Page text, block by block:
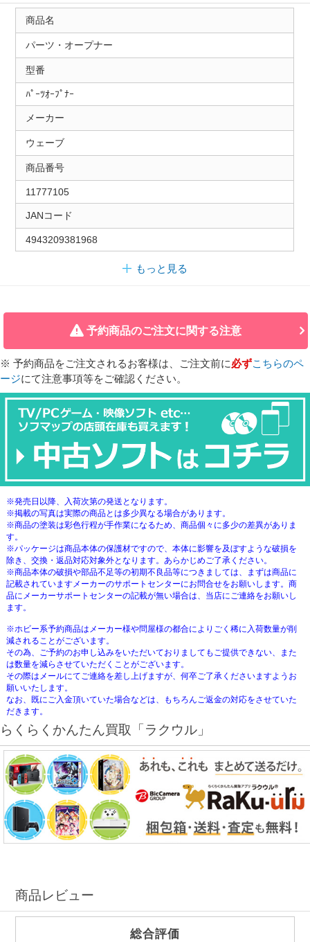
商品名
パーツ・オープナー
型番
ﾊﾟｰﾂｵｰﾌﾟﾅｰ
メーカー
ウェーブ
商品番号
11777105
JANコード
4943209381968
もっと見る
予約商品のご注文に関する注意
※ 予約商品をご注文されるお客様は、ご注文前に必ずこちらのペ
ージにて注意事項等をご確認ください。
※発売日以降、入荷次第の発送となります。
※掲載の写真は実際の商品とは多少異なる場合があります。
※商品の塗装は彩色行程が手作業になるため、商品個々に多少の差異がありま
す。
※パッケージは商品本体の保護材ですので、本体に影響を及ぼすような破損を
除き、交換・返品対応対象外となります。あらかじめご了承ください。
※商品本体の破損や部品不足等の初期不良品等につきましては、まずは商品に
記載されていますメーカーのサポートセンターにお問合せをお願いします。商
品にメーカーサポートセンターの記載が無い場合は、当店にご連絡をお願いし
ます。
※ホビー系予約商品はメーカー様や問屋様の都合によりごく稀に入荷数量が削
減されることがございます。
その為、ご予約のお申し込みをいただいておりましてもご提供できない、また
は数量を減らさせていただくことがございます。
その際はメールにてご連絡を差し上げますが、何卒ご了承くださいますようお
願いいたします。
なお、既にご入金頂いていた場合などは、もちろんご返金の対応をさせていた
だきます。
らくらくかんたん買取「ラクウル」
商品レビュー
総合評価